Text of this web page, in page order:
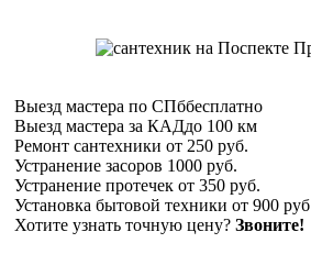
Выезд мастера по СПббесплатно
Выезд мастера за КАДдо 100 км
Ремонт сантехники от 250 руб.
Устранение засоров 1000 руб.
Устранение протечек от 350 руб.
Установка бытовой техники от 900 руб
Хотите узнать точную цену? Звоните!